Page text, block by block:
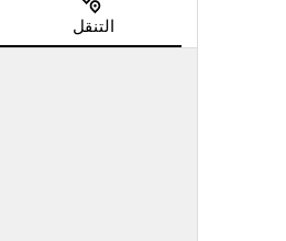
التنقل